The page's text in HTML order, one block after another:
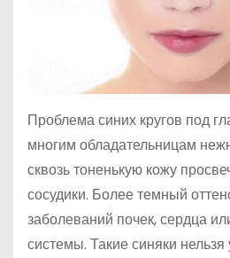
Проблема синих кругов под
многим обладательницам
сквозь тоненькую кожу
сосудики. Более темный
заболеваний почек, сердца
системы. Такие синяки нельзя